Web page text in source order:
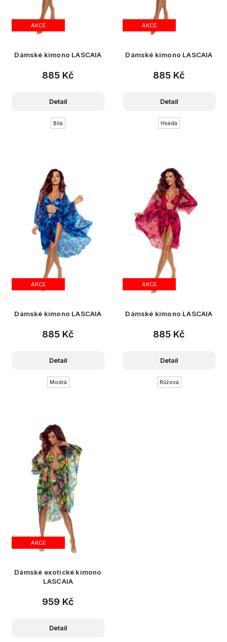
AKCE
Dámské kimono LASCAIA
885 Kč
Detail
Bílá
AKCE
Dámské kimono LASCAIA
885 Kč
Detail
Hnědá
AKCE
Dámské kimono LASCAIA
885 Kč
Detail
Modrá
AKCE
Dámské kimono LASCAIA
885 Kč
Detail
Růžová
AKCE
Dámské exotické kimono
LASCAIA
959 Kč
Detail